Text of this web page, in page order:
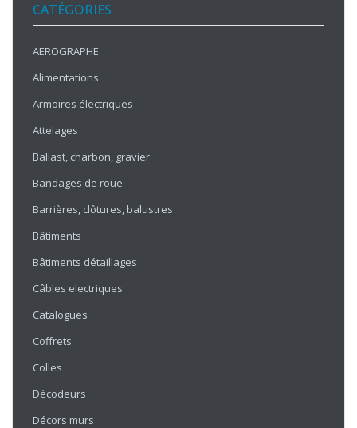
CATÉGORIES
AEROGRAPHE
Alimentations
Armoires électriques
Attelages
Ballast, charbon, gravier
Bandages de roue
Barrières, clôtures, balustres
Bâtiments
Bâtiments détaillages
Câbles electriques
Catalogues
Coffrets
Colles
Décodeurs
Décors murs